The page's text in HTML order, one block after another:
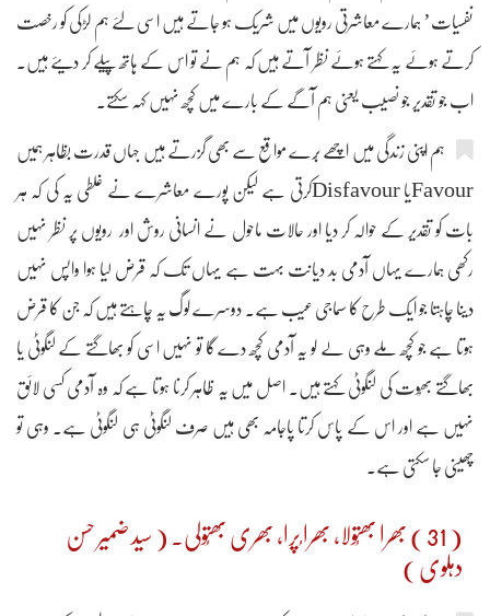
نفسیات’ ہمارے معاشرتی رویوں میں شریک ہو جاتے ہیں اسی لئے ہم لڑکی کو رخصت
کرتے ہوئے یہ کہتے ہوئے نظر آتے ہیں کہ ہم نے تو اس کے ہاتھ پیلے کر دیئے ہیں۔
اب جو تقدیر جو نصیب یعنی ہم آگے کے بارے میں کچھ نہیں کہہ سکتے۔
ہم اپنی زندگی میں اچھے بُرے مواقع سے بھی گزرتے ہیں جہاں قدرت بظاہر ہمیں
Favourیا Disfavourکرتی ہے لیکن پورے معاشرے نے غلطی یہ کی کہ ہر
بات کو تقدیر کے حوالہ کر دیا اور حالات ماحول نے انسانی روش اور رویوں پر نظر نہیں
رکھی ہمارے یہاں آدمی بد دیانت بہت ہے یہاں تک کہ قرض لیا ہوا واپس نہیں
دینا چاہتا جو ایک طرح کا سماجی عیب ہے۔ دوسرے لوگ یہ چاہتے ہیں کہ جن کا قرض
ہوتا ہے جو کچھ ملے وہی لے لو یہ آدمی کچھ دے گا تو نہیں اسی کو بھاگتے کے لنگوٹی یا
بھاگتے بھُوت کی لنگوٹی کہتے ہیں۔ اصل میں یہ ظاہر کرنا ہوتا ہے کہ وہ آدمی کسی لائق
نہیں ہے اور اس کے پاس کرتا پاجامہ بھی ہیں صرف لنگوٹی ہی لنگوٹی ہے۔ وہی تو
چھینی جا سکتی ہے۔
( 31 ) بھرا بھتُولا، بھرا ُپرا، بھری بھتُولی۔ ( سید ضمیر حسن
دہلوی )